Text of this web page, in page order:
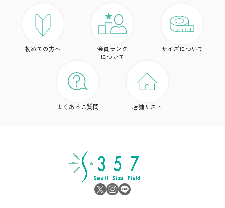
初めての方へ
会員ランク
について
サイズについて
よくあるご質問 店舗リスト